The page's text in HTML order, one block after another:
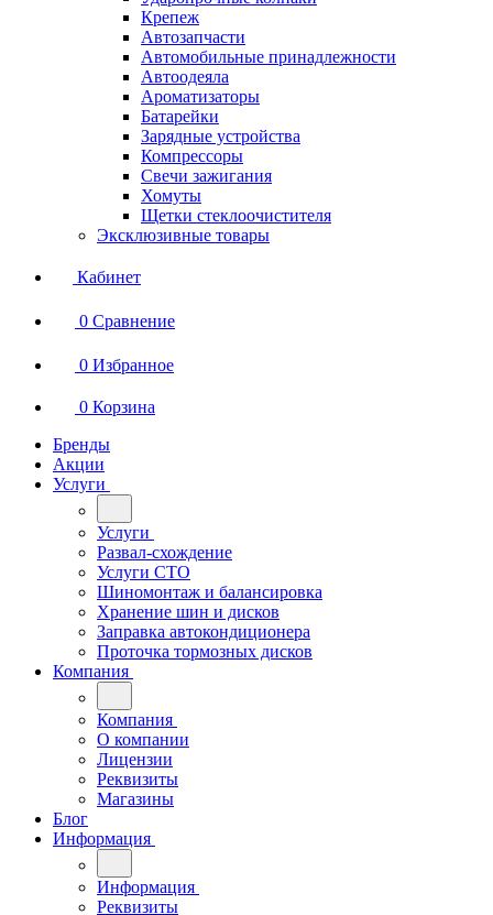
Крепеж
Автозапчасти
Автомобильные принадлежности
Автоодеяла
Ароматизаторы
Батарейки
Зарядные устройства
Компрессоры
Свечи зажигания
Хомуты
Щетки стеклоочистителя
Эксклюзивные товары
Кабинет
0 Сравнение
0 Избранное
0 Корзина
Бренды
Акции
Услуги
Услуги
Развал-схождение
Услуги СТО
Шиномонтаж и балансировка
Хранение шин и дисков
Заправка автокондиционера
Проточка тормозных дисков
Компания
Компания
О компании
Лицензии
Реквизиты
Магазины
Блог
Информация
Информация
Реквизиты